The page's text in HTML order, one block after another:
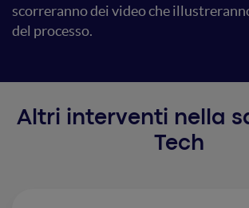
scorreranno dei video che
del processo.
Altri interventi nella
Tech